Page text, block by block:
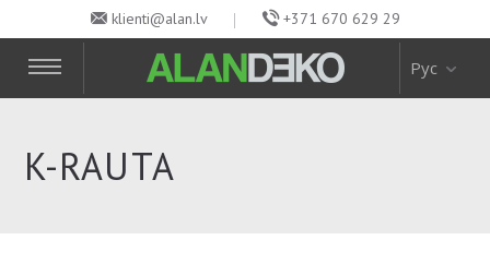
klienti@alan.lv +371 670 629 29
Рус
K-RAUTA